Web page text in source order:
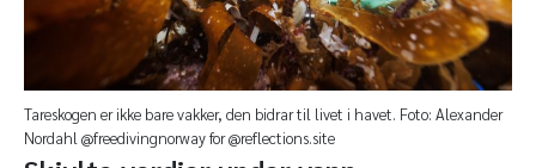
Tareskogen er ikke bare vakker, den bidrar til livet i havet. Foto: Alexander
Nordahl @freedivingnorway for @reflections.site